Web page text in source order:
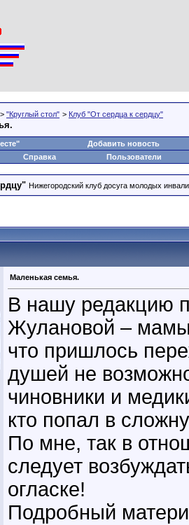
> "Круглый стол" > Клуб "От сердца к сердцу"
Добавить новость
Справка Пользователи
Нижегородский клуб досуга молодых
Маленькая семья.
В нашу редакцию
Жулановой – мамы
что пришлось
душей не
чиновники и
кто попал в
По мне, так в
следует
огласке!
Подробный